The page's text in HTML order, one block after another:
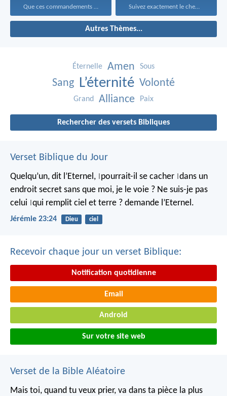
Que ces commandements que... Suivez exactement le chemin...
Autres Thèmes...
Éternelle Amen Sous
Sang L’éternité Volonté
Grand Alliance Paix
Rechercher des versets Bibliques
Verset Biblique du Jour
Quelqu’un, dit l’Eternel, pourrait-il se cacher dans un
endroit secret sans que moi, je le voie ? Ne suis-je pas
celui qui remplit ciel et terre ? demande l’Eternel.
Jérémie 23:24 Dieu ciel
Recevoir chaque jour un verset Biblique:
Notification quotidienne
Email
Android
Sur votre site web
Verset de la Bible Aléatoire
Mais toi, quand tu veux prier, va dans ta pièce la plus